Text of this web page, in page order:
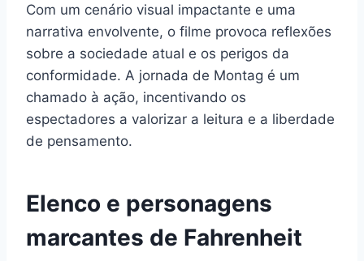
Com um cenário visual impactante e uma
narrativa envolvente, o filme provoca reflexões
sobre a sociedade atual e os perigos da
conformidade. A jornada de Montag é um
chamado à ação, incentivando os
espectadores a valorizar a leitura e a liberdade
de pensamento.
Elenco e personagens
marcantes de Fahrenheit